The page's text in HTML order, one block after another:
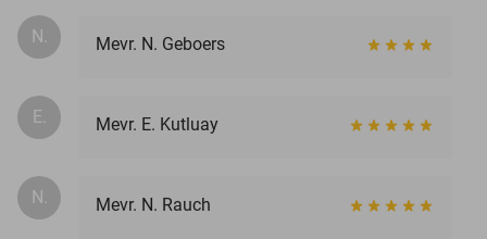
N. Mevr. N. Geboers
E. Mevr. E. Kutluay
N. Mevr. N. Rauch